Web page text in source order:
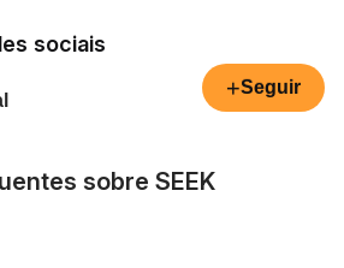
sociais
+Seguir
sobre SEEK